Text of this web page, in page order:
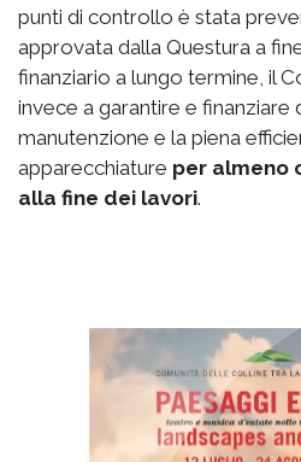
punti di controllo è stata
approvata dalla Questura a
finanziario a lungo termine, il
invece a garantire e
manutenzione e la piena
apparecchiature per almeno
alla fine dei lavori.